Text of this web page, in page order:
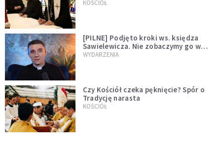
wręczył dekrety nowym proboszczom
KOŚCIÓŁ
[PILNE] Podjęto kroki ws. księdza
Sawielewicza. Nie zobaczymy go w
mediach
WYDARZENIA
Czy Kościół czeka pęknięcie? Spór o
Tradycję narasta
KOŚCIÓŁ